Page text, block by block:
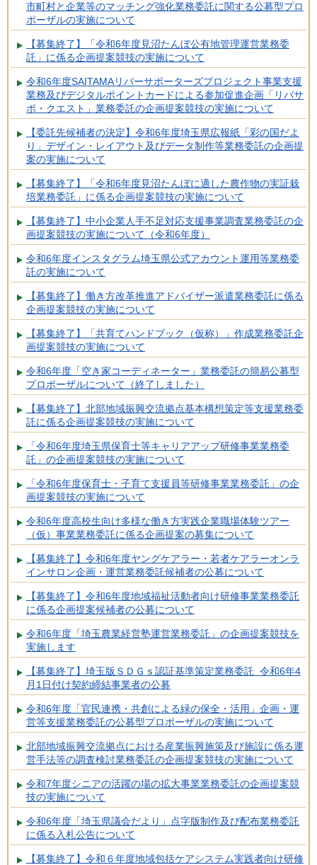
市町村と企業等のマッチング強化業務委託に関する公募型プロ
ポーザルの実施について
【募集終了】「令和6年度見沼たんぼ公有地管理運営業務委
託」に係る企画提案競技の実施について
令和6年度SAITAMAリバーサポーターズプロジェクト事業支援
業務及びデジタルポイントカードによる参加促進企画「リバサ
ポ・クエスト」業務委託の企画提案競技の実施について
【委託先候補者の決定】令和6年度埼玉県広報紙「彩の国だよ
り」デザイン・レイアウト及びデータ制作等業務委託の企画提
案の実施について
【募集終了】「令和6年度見沼たんぼに適した農作物の実証栽
培業務委託」に係る企画提案競技の実施について
【募集終了】中小企業人手不足対応支援事業調査業務委託の企
画提案競技の実施について（令和6年度）
令和6年度インスタグラム埼玉県公式アカウント運用等業務委
託の実施について
【募集終了】働き方改革推進アドバイザー派遣業務委託に係る
企画提案競技の実施について
【募集終了】「共育てハンドブック（仮称）」作成業務委託企
画提案競技の実施について
令和6年度「空き家コーディネーター」業務委託の簡易公募型
プロポーザルについて（終了しました）
【募集終了】北部地域振興交流拠点基本構想策定等支援業務委
託に係る企画提案競技の実施について
「令和6年度埼玉県保育士等キャリアアップ研修事業業務委
託」の企画提案競技の実施について
「令和6年度保育士・子育て支援員等研修事業業務委託」の企
画提案競技の実施について
令和6年度高校生向け多様な働き方実践企業職場体験ツアー
（仮）事業業務委託に係る企画提案の募集について
【募集終了】令和6年度ヤングケアラー・若者ケアラーオンラ
インサロン企画・運営業務委託候補者の公募について
【募集終了】令和6年度地域福祉活動者向け研修事業業務委託
に係る企画提案候補者の公募について
令和6年度「埼玉農業経営塾運営業務委託」の企画提案競技を
実施します
【募集終了】埼玉版ＳＤＧｓ認証基準策定業務委託 令和6年4
月1日付け契約締結事業者の公募
令和6年度「官民連携・共創による緑の保全・活用」企画・運
営等支援業務委託の公募型プロポーザルの実施について
北部地域振興交流拠点における産業振興施策及び施設に係る運
営手法等の調査検討業務委託の企画提案競技の実施について
令和7年度シニアの活躍の場の拡大事業業務委託の企画提案競
技の実施について
令和6年度「埼玉県議会だより」点字版制作及び配布業務委託
に係る入札公告について
【募集終了】令和６年度地域包括ケアシステム実践者向け研修